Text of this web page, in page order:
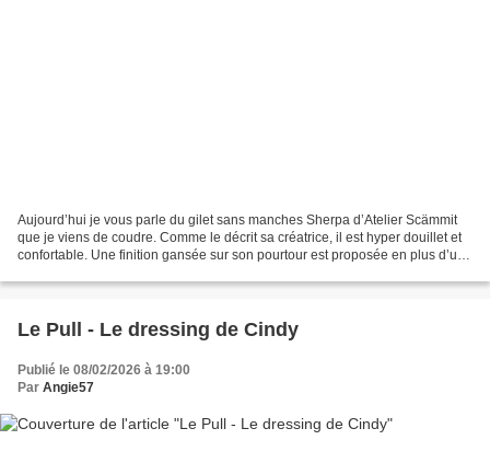
Aujourd’hui je vous parle du gilet sans manches Sherpa d’Atelier Scämmit
que je viens de coudre. Comme le décrit sa créatrice, il est hyper douillet et
confortable. Une finition gansée sur son pourtour est proposée en plus d’une
Le Pull - Le dressing de Cindy
Publié le 08/02/2026 à 19:00
Par Angie57